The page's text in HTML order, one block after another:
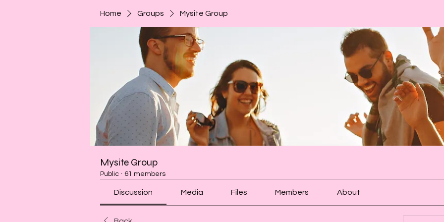
Home Groups Mysite Group
Mysite Group
Public · 61 members
Discussion Media Files Members About